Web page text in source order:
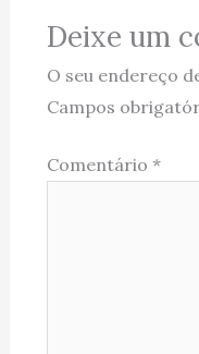
Deixe um
O seu endereço
Campos
Comentário *